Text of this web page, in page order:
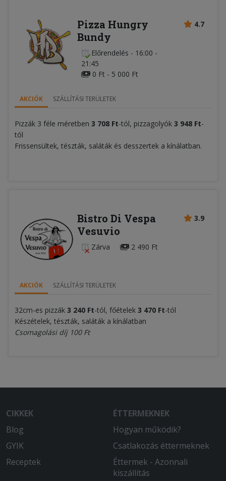
4.7
Pizza Hungry
Bundy
Előrendelés - 16:00 -
21:45
0 Ft - 5 000 Ft
AKCIÓK SZÁLLÍTÁSI TERÜLETEK
Pizzák 3 féle méretben 3 708 Ft-tól, pizzagolyók 3 948 Ft-
tól
Frissensültek, tészták, saláták és desszertek a kínálatban.
3.9
Bistro Di Vespa
Vesuvio
Zárva 2 490 Ft
AKCIÓK SZÁLLÍTÁSI TERÜLETEK
32cm-es pizzák 3 240 Ft-tól, főételek 3 470 Ft-tól
Készételek, tészták, saláták a kínálatban
Csomagolási díj 100 Ft
CIKKEK
Blog
GYIK
Receptek
ÉTTERMEKNEK
Hogyan működik?
Csatlakozás éttermeknek
Éttermek - Azonnali
kiszállítás